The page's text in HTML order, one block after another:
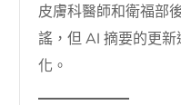
皮膚科醫師和衛福部
謠，但 AI 摘要的更
化。